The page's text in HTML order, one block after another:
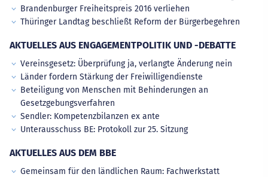
Brandenburger Freiheitspreis 2016 verliehen
Thüringer Landtag beschließt Reform der Bürgerbegehren
AKTUELLES AUS ENGAGEMENTPOLITIK UND -DEBATTE
Vereinsgesetz: Überprüfung ja, verlangte Änderung nein
Länder fordern Stärkung der Freiwilligendienste
Beteiligung von Menschen mit Behinderungen an
Gesetzgebungsverfahren
Sendler: Kompetenzbilanzen ex ante
Unterausschuss BE: Protokoll zur 25. Sitzung
AKTUELLES AUS DEM BBE
Gemeinsam für den ländlichen Raum: Fachwerkstatt